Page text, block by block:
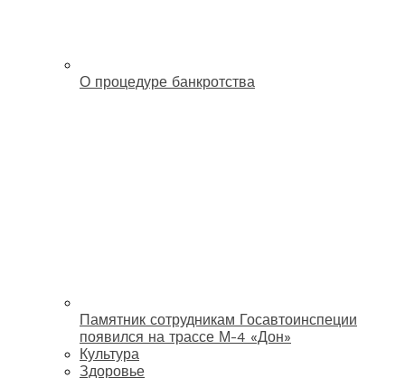
О процедуре банкротства
Памятник сотрудникам Госавтоинспеции
появился на трассе М-4 «Дон»
Культура
Здоровье